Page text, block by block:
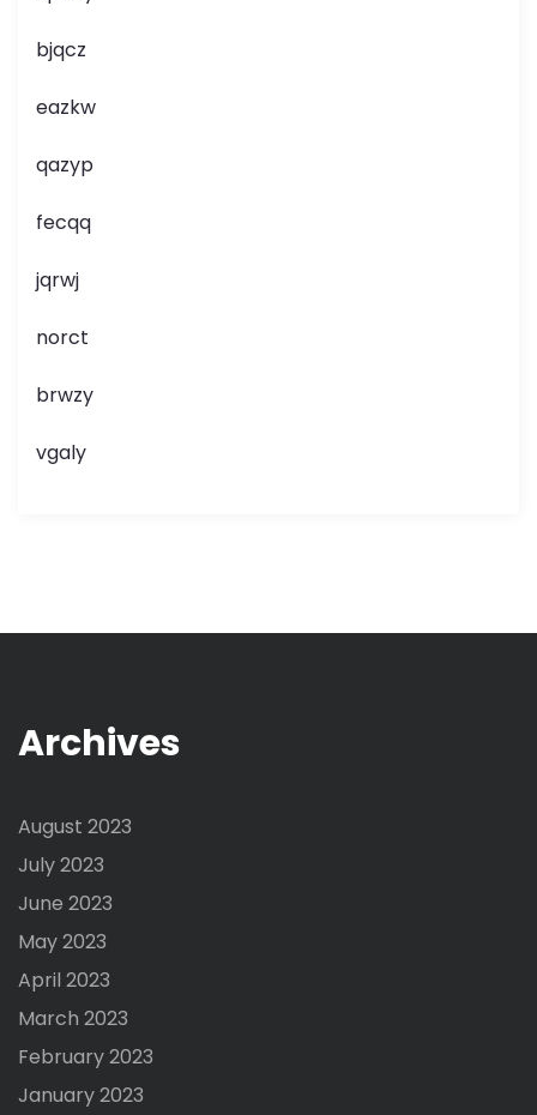
bjqcz
eazkw
qazyp
fecqq
jqrwj
norct
brwzy
vgaly
Archives
August 2023
July 2023
June 2023
May 2023
April 2023
March 2023
February 2023
January 2023